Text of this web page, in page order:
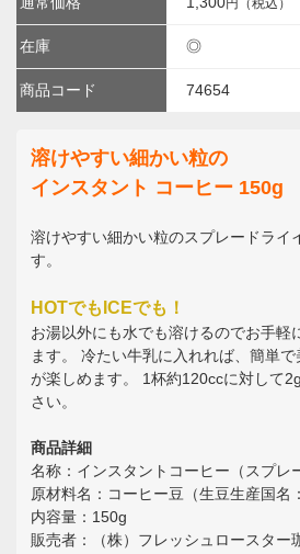
在庫 ◎
商品コード 74654
溶けやすい細かい粒の
インスタント コーヒー 150g
溶けやすい細かい粒のスプレードライ
す。
HOTでもICEでも！
お湯以外にも水でも溶けるのでお手軽
ます。 冷たい牛乳に入れれば、簡単
が楽しめます。 1杯約120ccに対して
さい。
商品詳細
名称：インスタントコーヒー（スプレ
原材料名：コーヒー豆（生豆生産国名
内容量：150g
販売者：（株）フレッシュロースター